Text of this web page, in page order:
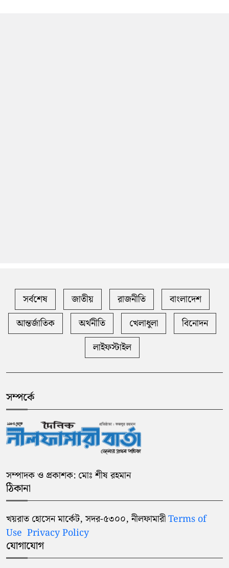
সর্বশেষ জাতীয় রাজনীতি
বাংলাদেশ
আন্তর্জাতিক
অর্থনীতি খেলাধুলা
বিনোদন
লাইফস্টাইল
সম্পর্কে
সম্পাদক ও প্রকাশক: মোঃ শীষ রহমান
ঠিকানা
খয়রাত হোসেন মার্কেট, সদর-৫৩০০, নীলফামারীTerms of
Use Privacy Policy
যোগাযোগ